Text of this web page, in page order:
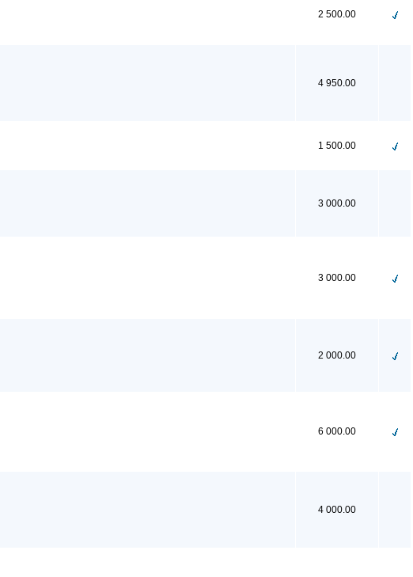
2 500.00
4 950.00
1 500.00
3 000.00
3 000.00
2 000.00
6 000.00
4 000.00